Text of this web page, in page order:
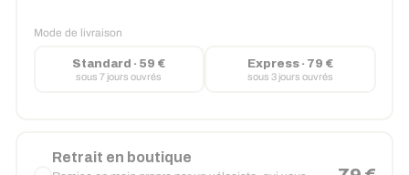
Mode de livraison
Standard · 59 €
sous 7 jours ouvrés
Express · 79 €
sous 3 jours ouvrés
Retrait en boutique